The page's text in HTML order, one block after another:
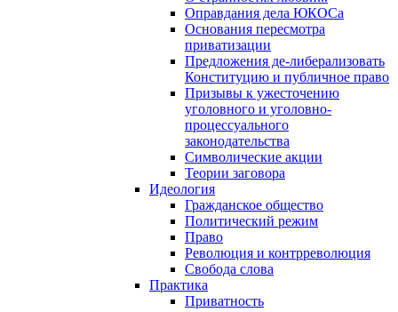
Оправдания дела ЮКОСа
Основания пересмотра
приватизации
Предложения де-либерализовать
Конституцию и публичное право
Призывы к ужесточению
уголовного и уголовно-
процессуального
законодательства
Символические акции
Теории заговора
Идеология
Гражданское общество
Политический режим
Право
Революция и контрреволюция
Свобода слова
Практика
Приватность